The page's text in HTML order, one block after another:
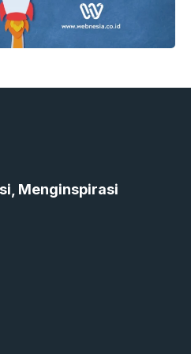
Menginspirasi